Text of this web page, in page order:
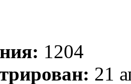
1204
21